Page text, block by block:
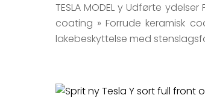
TESLA MODEL y Udførte
coating » Forrude keramisk
lakebeskyttelse med